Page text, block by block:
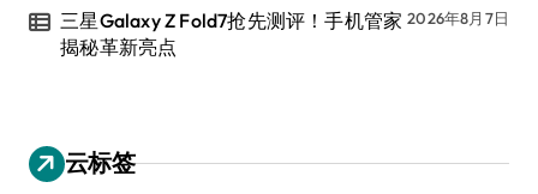
三星Galaxy Z Fold7抢先测评！手机管家
揭秘革新亮点
2026年8月7日
云标签